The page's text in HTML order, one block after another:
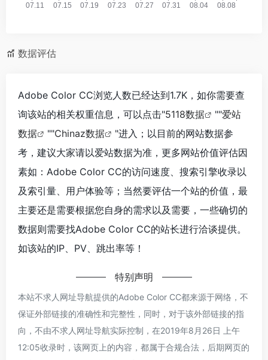
数据评估
Adobe Color CC浏览人数已经达到1.7K，如你需要查
询该站的相关权重信息，可以点击"5118数据 ""爱站
数据
""Chinaz数据
"进入；以目前的网站数据参
考，建议大家请以爱站数据为准，更多网站价值评估因
素如：Adobe Color CC的访问速度、搜索引擎收录以
及索引量、用户体验等；当然要评估一个站的价值，最
主要还是需要根据您自身的需求以及需要，一些确切的
数据则需要找Adobe Color CC的站长进行洽谈提供。
如该站的IP、PV、跳出率等！
特别声明
本站不求人网址导航提供的Adobe Color CC都来源于网络，不
保证外部链接的准确性和完整性，同时，对于该外部链接的指
向，不由不求人网址导航实际控制，在2019年8月26日 上午
12:05收录时，该网页上的内容，都属于合规合法，后期网页的